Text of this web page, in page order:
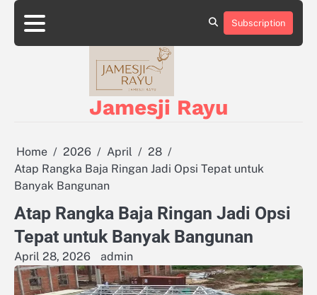
Skip
content
About
Privacy
Subscription
Jamesji Rayu
Home 2026 April
28
Atap Rangka Baja Ringan Jadi Opsi Tepat untuk
Banyak Bangunan
Atap Rangka Baja Ringan Jadi Opsi
Tepat untuk Banyak Bangunan
April 28, 2026 admin